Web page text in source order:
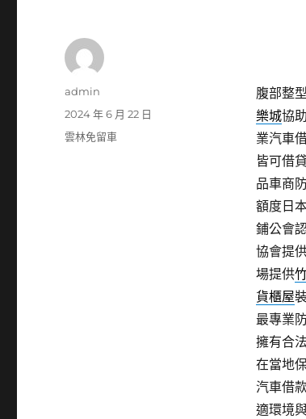
腹部整
樂城協
業汽車
皆可借
品車商
額度日
鋪公會
協會提
場提供
貨櫃屋
最專業
擁有合
在當地
汽車借
適環境
作
admin
發
佈
2024 年 6 月 22 日
分
雲林免留車